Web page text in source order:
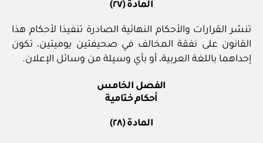
المادة (٢٧)
تنشر القرارات والأحكام النهائية الصادرة تنفيذا لأحكام هذا
القانون على نفقة المخالف في صحيفتين يوميتين، تكون
إحداهما باللغة العربية، أو بأي وسيلة من وسائل الإعلان.
الفصل الخامس
أحكام ختامية
المادة (٢٨)